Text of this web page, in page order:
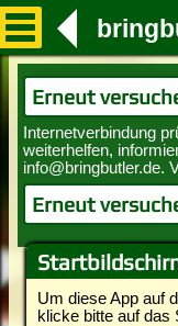
Um diese App auf
klicke bitte auf das
Erneut
Erneut